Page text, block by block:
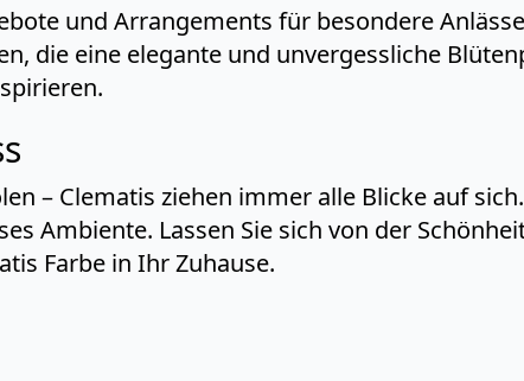
und Arrangements für besondere
die eine elegante und unvergessliche
– Clematis ziehen immer alle Blicke auf
Ambiente. Lassen Sie sich von der
Farbe in Ihr Zuhause.